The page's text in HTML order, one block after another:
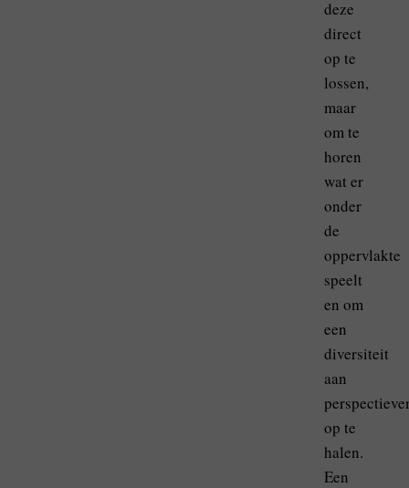
deze
direct
op te
lossen,
maar
om te
horen
wat er
onder
de
oppervlakte
speelt
en om
een
diversiteit
aan
op te
halen.
Een